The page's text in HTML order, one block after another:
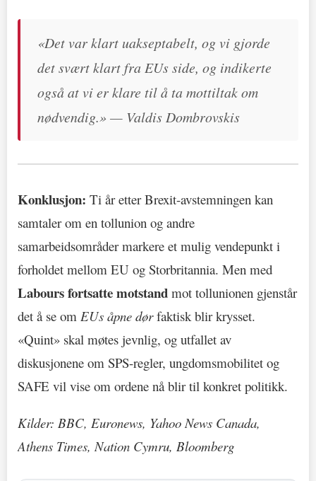
«Det var klart uakseptabelt, og vi gjorde
det svært klart fra EUs side, og indikerte
også at vi er klare til å ta mottiltak om
nødvendig.» — Valdis Dombrovskis
Konklusjon: Ti år etter Brexit-avstemningen kan
samtaler om en tollunion og andre
samarbeidsområder markere et mulig vendepunkt i
forholdet mellom EU og Storbritannia. Men med
Labours fortsatte motstand mot tollunionen gjenstår
det å se om EUs åpne dørfaktisk blir krysset.
«Quint» skal møtes jevnlig, og utfallet av
diskusjonene om SPS-regler, ungdomsmobilitet og
SAFE vil vise om ordene nå blir til konkret politikk.
Kilder: BBC, Euronews, Yahoo News Canada,
Athens Times, Nation Cymru, Bloomberg